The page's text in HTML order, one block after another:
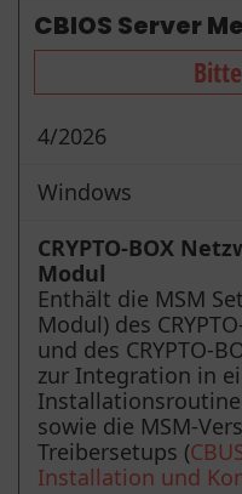
CBIOS Server
4/2026
Windows
CRYPTO-BOX
Modul
Enthält die MSM
Modul) des
und des CRYPTO-
zur Integration in
sowie die MSM-
Treibersetups (
Installation und